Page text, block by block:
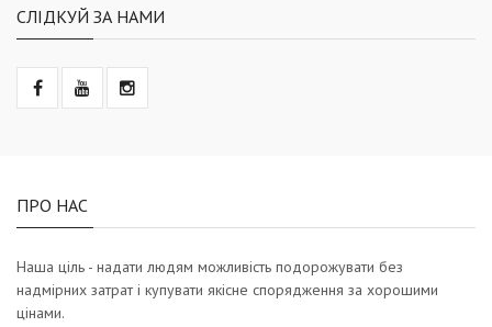
СЛІДКУЙ ЗА НАМИ
ПРО НАС
Наша ціль - надати людям можливість подорожувати без
надмірних затрат і купувати якісне спорядження за хорошими
цінами.